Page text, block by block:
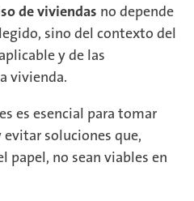
de viviendas no depende
sino del contexto del
y de las
vivienda.
es esencial para tomar
soluciones que,
papel, no sean viables en